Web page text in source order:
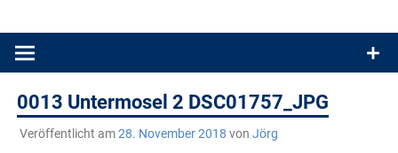
Produkttests und Buchrezensionen. Ein Blog für alle, die gern
0013 Untermosel 2 DSC01757_JPG
Veröffentlicht am28. November 2018 von Jörg